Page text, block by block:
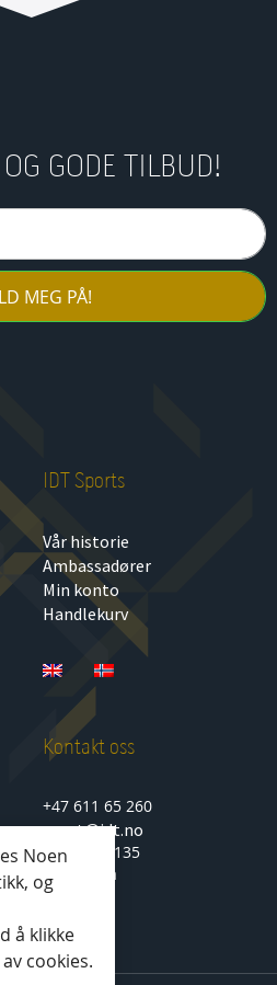
GODE TILBUD!
MEG PÅ!
IDT Sports
Vår historie
Ambassadører
Min konto
Handlekurv
Kontakt oss
+47 611 65 260
sport@idt.no
Lenagata 135
2850 Lena
Noen
og
å klikke
cookies.